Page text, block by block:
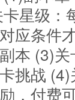
星级：
应条件
本 (3)
挑战
，付费